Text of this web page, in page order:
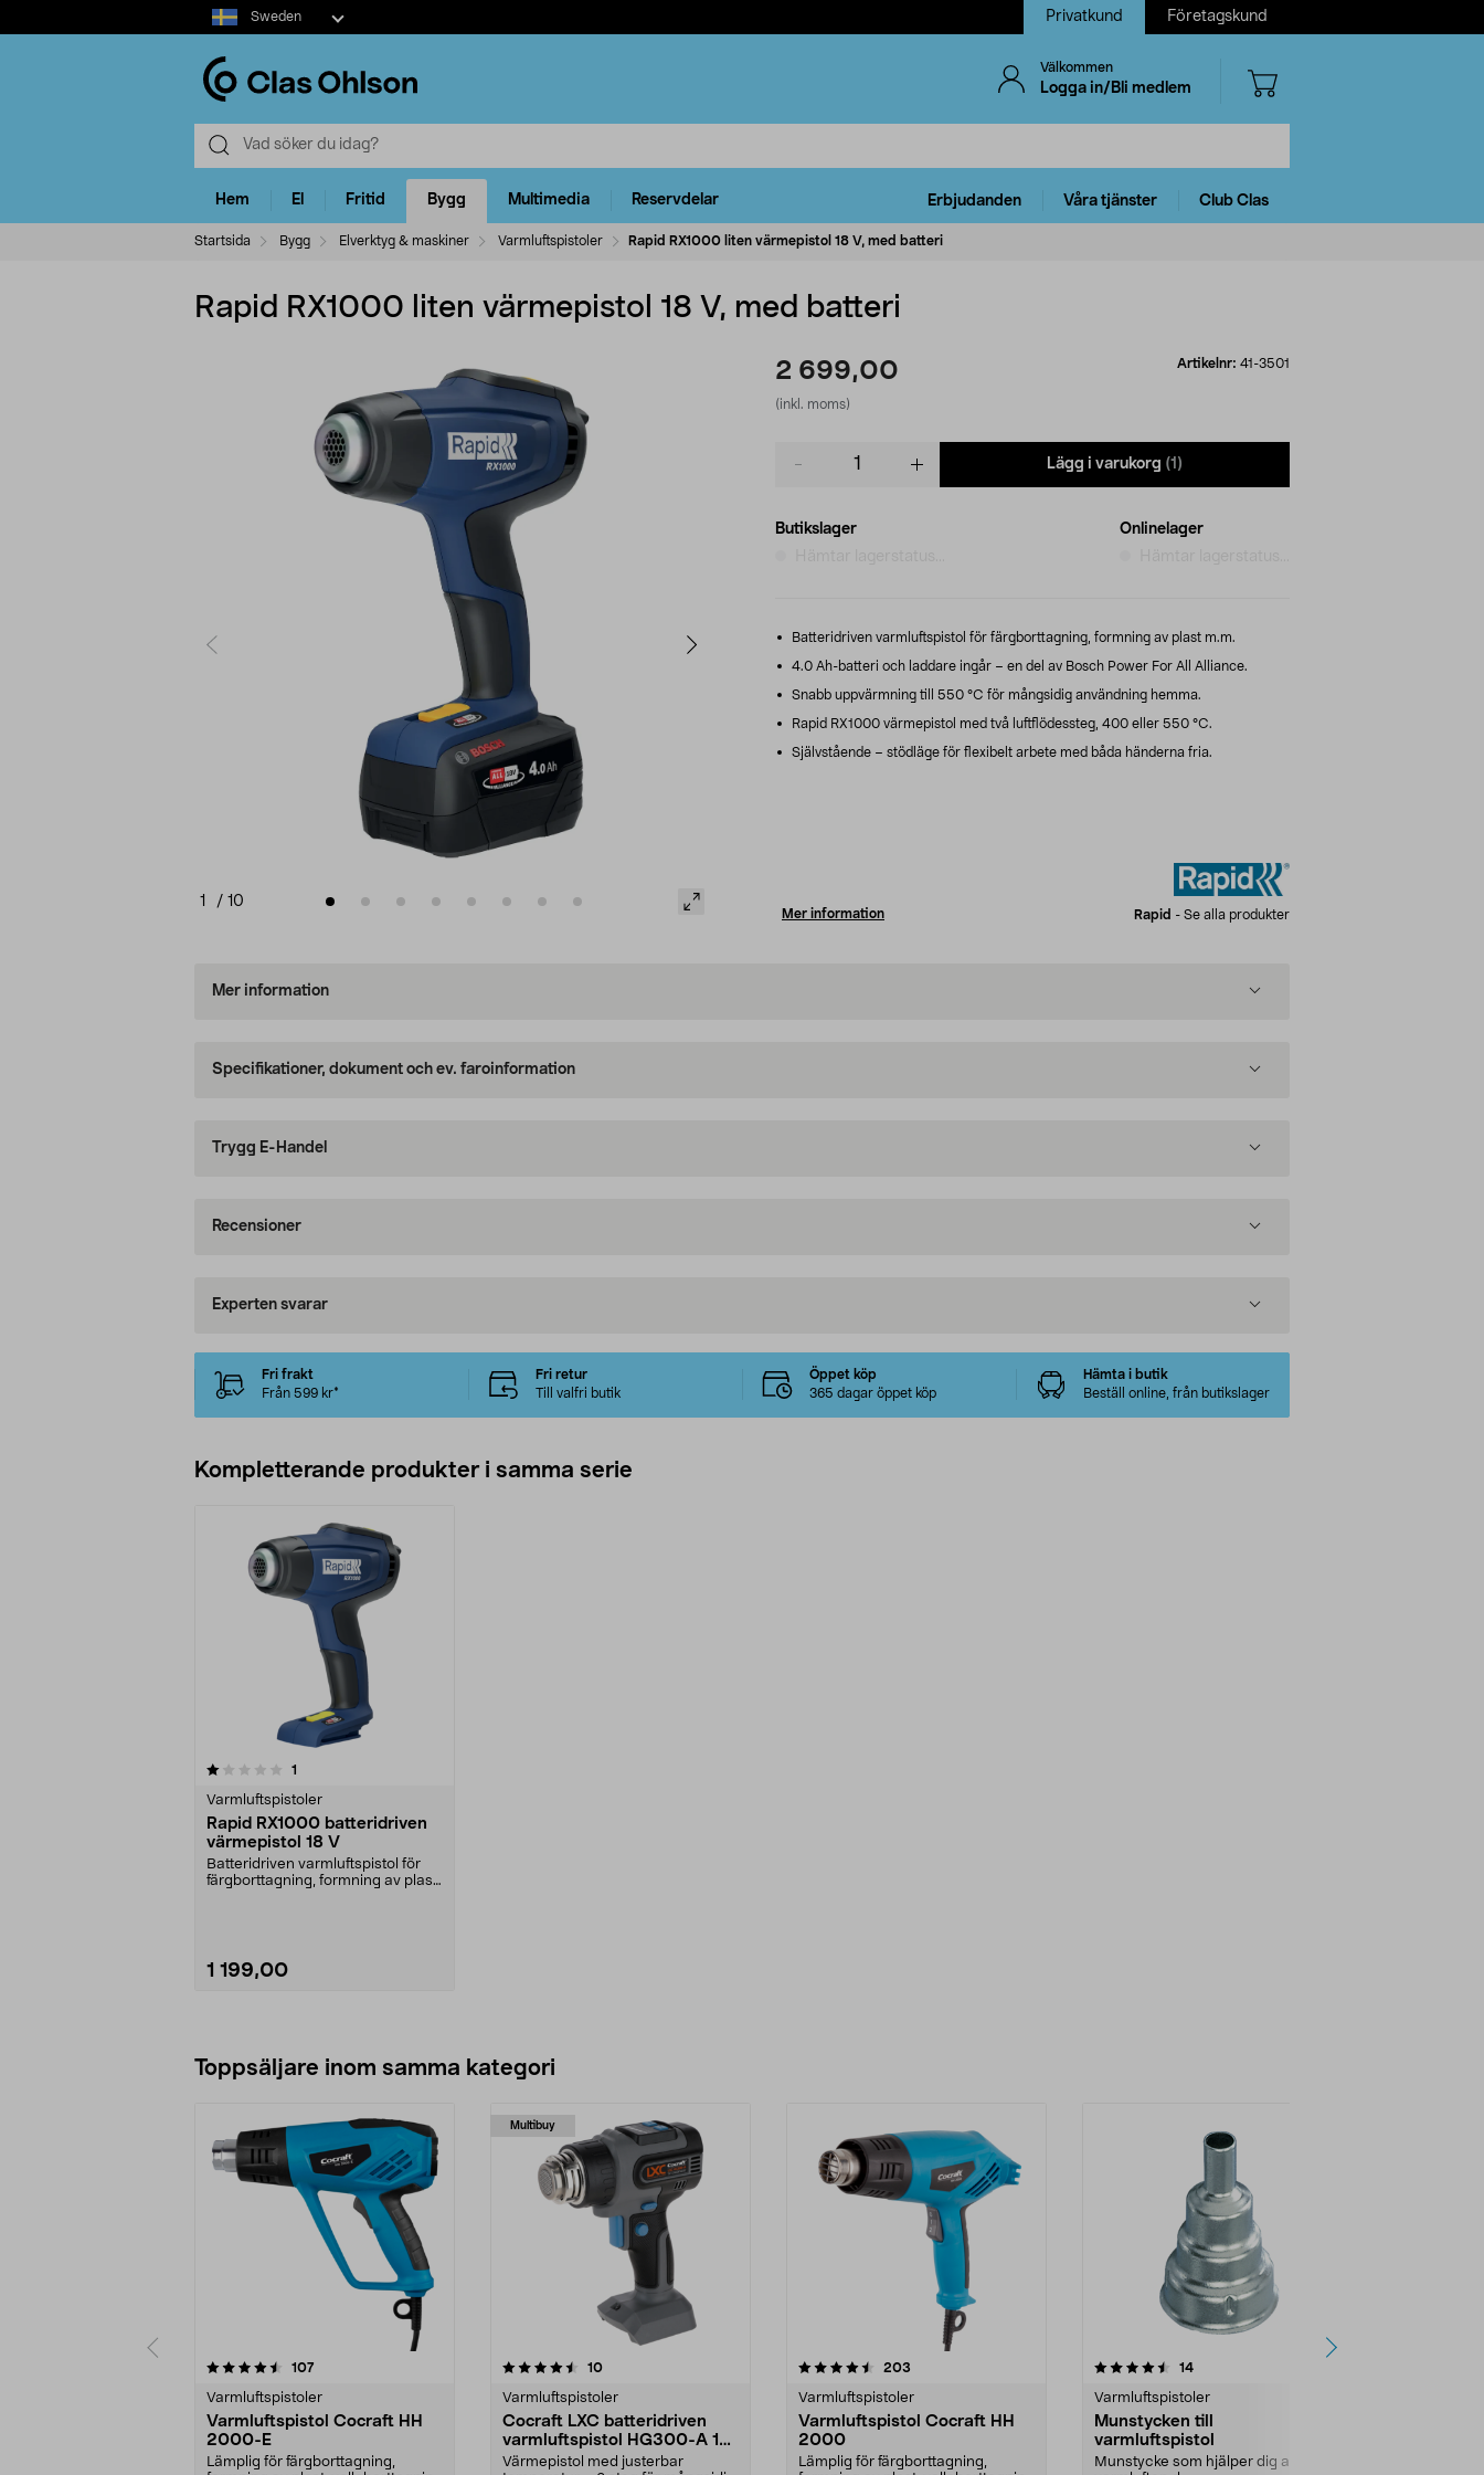
Select
market
Sweden Privatkund Företagskund
Välkommen
Logga in/Bli medlem
Hem El Fritid Bygg Multimedia Reservdelar Erbjudanden Våra tjänster Club Clas
Startsida Bygg Elverktyg & maskiner Varmluftspistoler Rapid RX1000 liten värmepistol 18 V, med batteri
Rapid RX1000 liten värmepistol 18 V, med batteri
1 / 10
2 699,00
(inkl. moms)
Artikelnr: 41-3501
Lägg i varukorg (1)
Butikslager
Onlinelager
Batteridriven varmluftspistol för färgborttagning, formning av plast m.m.
4.0 Ah-batteri och laddare ingår – en del av Bosch Power For All Alliance.
Snabb uppvärmning till 550 °C för mångsidig användning hemma.
Rapid RX1000 värmepistol med två luftflödessteg, 400 eller 550 °C.
Självstående – stödläge för flexibelt arbete med båda händerna fria.
Mer information Rapid - Se alla produkter
Mer information
Specifikationer, dokument och ev. faroinformation
Trygg E-Handel
Recensioner
Experten svarar
Fri frakt
Från 599 kr*
Fri retur
Till valfri butik
Öppet köp
365 dagar öppet köp
Hämta i butik
Beställ online, från butikslager
Kompletterande produkter i samma serie
1
Varmluftspistoler
Rapid RX1000 batteridriven
värmepistol 18 V
Batteridriven varmluftspistol för
färgborttagning, formning av plast
1 199,00
Toppsäljare inom samma kategori
107recensioner
Varmluftspistoler
Varmluftspistol Cocraft HH
2000-E
Lämplig för färgborttagning,
Multibuy
4.5 av 5 stjärnor 10recensioner
Varmluftspistoler
Cocraft LXC batteridriven
varmluftspistol HG300-A 18
V
Värmepistol med justerbar
4.5 av 5 stjärnor 203
Varmluftspistoler
Varmluftspistol Cocraft HH
2000
Lämplig för färgborttagning,
4.5 av 5 stjärnor 14recensioner
Varmluftspistoler
Munstycken till
varmluftspistol
Munstycke som hjälper dig att få
4.5 av 5 stjärnor